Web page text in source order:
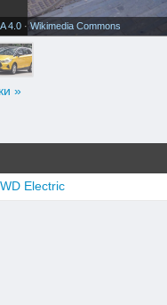
4.0 ·Wikimedia Commons
»
Electric